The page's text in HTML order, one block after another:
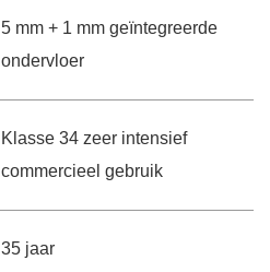
5 mm + 1 mm geïntegreerde
ondervloer
Klasse 34 zeer intensief
commercieel gebruik
35 jaar